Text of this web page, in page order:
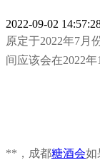
2022-09-02
原定于2022年7月
间应该会在2022
**， 成都糖酒会如